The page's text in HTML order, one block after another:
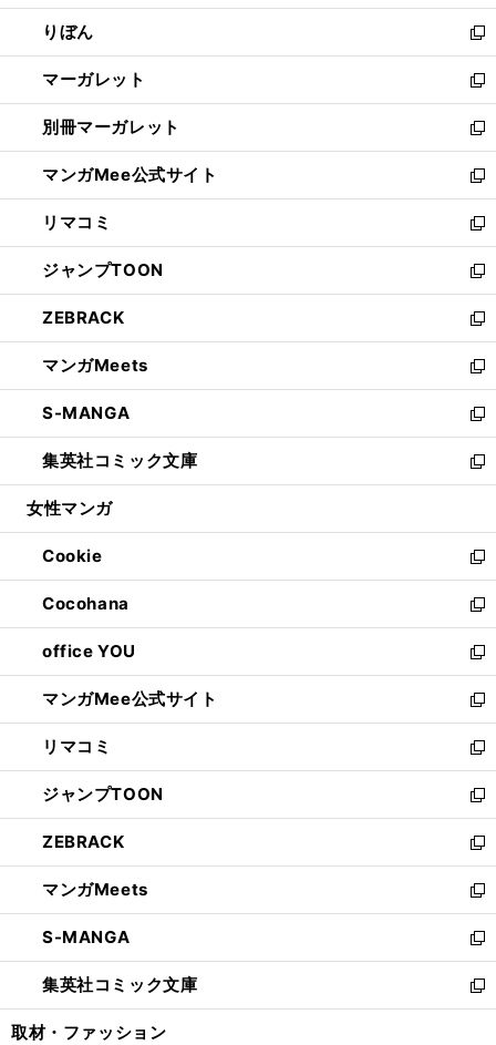
開
く
ウ
で
開
く
ン
ド
ウ
で
開
く
ウ
ィ
ン
ド
ウ
で
開
く
りぼん
新
し
い
ウ
ィ
ン
ド
ウ
で
開
く
マーガレット
新
し
い
ウ
ィ
ン
ド
ウ
で
開
く
別冊マーガレット
新
し
い
ウ
ィ
ン
ド
ウ
で
開
く
マンガMee公式サイト
新
し
い
ウ
ィ
ン
ド
ウ
で
開
く
リマコミ
新
し
い
ウ
ィ
ン
ド
ウ
で
開
く
ジャンプTOON
新
し
い
ウ
ィ
ン
ド
ウ
で
開
ZEBRACK
新
し
い
ウ
ィ
ン
ド
ウ
開
く
マンガMeets
新
し
い
ウ
ィ
ン
ウ
で
開
く
S-MANGA
新
し
い
ウ
ン
ド
ウ
で
開
く
集英社コミック文庫
新
し
ウ
ィ
ン
ド
ウ
で
開
く
女性マンガ
Cookie
新
し
い
ウ
ィ
ン
ド
ウ
で
開
く
Cocohana
新
し
い
ウ
ィ
ン
ド
ウ
で
開
く
office YOU
新
し
い
ウ
ィ
ン
ド
ウ
で
開
く
マンガMee公式サイト
新
し
い
ウ
ィ
ン
ド
ウ
で
開
く
リマコミ
新
し
い
ウ
ィ
ン
ド
ウ
で
開
く
ジャンプTOON
新
し
い
ウ
ィ
ン
ド
ウ
で
開
ZEBRACK
新
し
い
ウ
ィ
ン
ド
ウ
マンガMeets
新
し
い
ウ
ィ
ン
S-MANGA
新
し
い
ウ
集英社コミック文庫
新
し
取材・ファッション